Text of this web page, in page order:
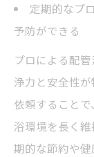
定期的なプ
予防ができる
プロによる配
浄力と安全性
依頼すること
浴環境を長く
期的な節約や健